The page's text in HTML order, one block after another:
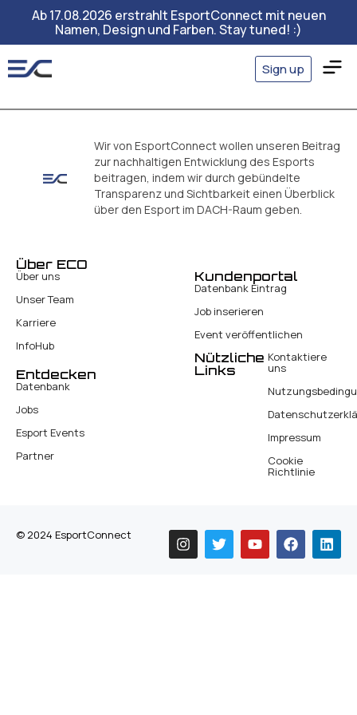
Ab 17.08.2026 erstrahlt EsportConnect mit neuen
Namen, Design und Farben. Stay tuned! :)
Sign up
Wir von EsportConnect wollen unseren Beitrag
zur nachhaltigen Entwicklung des Esports
beitragen, indem wir durch gebündelte
Transparenz und Sichtbarkeit einen Überblick
über den Esport im DACH-Raum geben.
Über ECO
Über uns
Unser Team
Karriere
InfoHub
Kundenportal
Datenbank Eintrag
Job inserieren
Event veröffentlichen
Entdecken
Datenbank
Jobs
Esport Events
Partner
Nützliche
Links
Kontaktiere
uns
Impressum
Cookie
Richtlinie
© 2024 EsportConnect